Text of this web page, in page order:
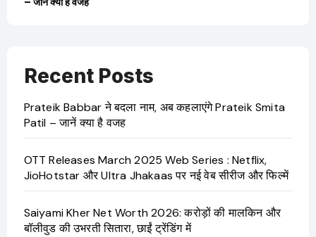
Recent Posts
Prateik Babbar ने बदला नाम, अब कहलाएंगे Prateik Smita
Patil – जानें क्या है वजह
OTT Releases March 2025 Web Series : Netflix,
JioHotstar और Ultra Jhakaas पर नई वेब सीरीज और फिल्में
Saiyami Kher Net Worth 2026: करोड़ों की मालकिन और
बॉलीवुड की उभरती सितारा, छाईं ट्रेंडिंग में